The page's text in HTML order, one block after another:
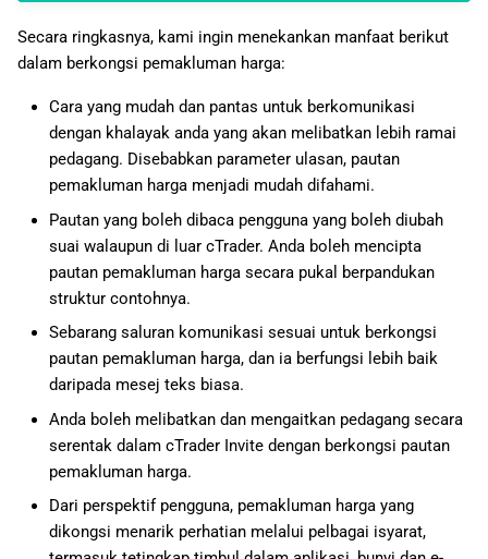
Secara ringkasnya, kami ingin menekankan manfaat berikut
dalam berkongsi pemakluman harga:
Cara yang mudah dan pantas untuk berkomunikasi
dengan khalayak anda yang akan melibatkan lebih ramai
pedagang. Disebabkan parameter ulasan, pautan
pemakluman harga menjadi mudah difahami.
Pautan yang boleh dibaca pengguna yang boleh diubah
suai walaupun di luar cTrader. Anda boleh mencipta
pautan pemakluman harga secara pukal berpandukan
struktur contohnya.
Sebarang saluran komunikasi sesuai untuk berkongsi
pautan pemakluman harga, dan ia berfungsi lebih baik
daripada mesej teks biasa.
Anda boleh melibatkan dan mengaitkan pedagang secara
serentak dalam cTrader Invite dengan berkongsi pautan
pemakluman harga.
Dari perspektif pengguna, pemakluman harga yang
dikongsi menarik perhatian melalui pelbagai isyarat,